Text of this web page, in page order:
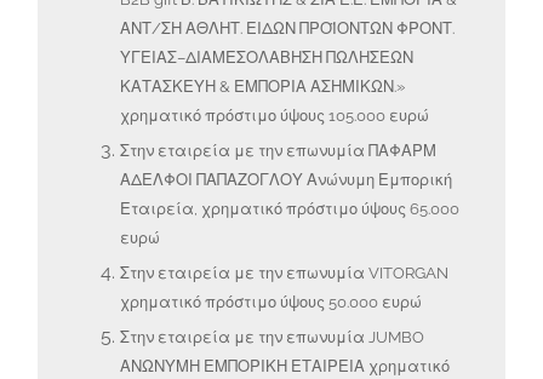
ΑΝΤ/ΣΗ ΑΘΛΗΤ. ΕΙΔΩΝ ΠΡΟΪΟΝΤΩΝ ΦΡΟΝΤ.
ΥΓΕΙΑΣ–ΔΙΑΜΕΣΟΛΑΒΗΣΗ ΠΩΛΗΣΕΩΝ
ΚΑΤΑΣΚΕΥΗ & ΕΜΠΟΡΙΑ ΑΣΗΜΙΚΩΝ.»
χρηματικό πρόστιμο ύψους 105.000 ευρώ
Στην εταιρεία με την επωνυμία ΠΑΦΑΡΜ
ΑΔΕΛΦΟΙ ΠΑΠΑΖΟΓΛΟΥ Ανώνυμη Εμπορική
Εταιρεία, χρηματικό πρόστιμο ύψους 65.000
ευρώ
Στην εταιρεία με την επωνυμία VITORGAN
χρηματικό πρόστιμο ύψους 50.000 ευρώ
Στην εταιρεία με την επωνυμία JUMBO
ΑΝΩΝΥΜΗ ΕΜΠΟΡΙΚΗ ΕΤΑΙΡΕΙΑ χρηματικό